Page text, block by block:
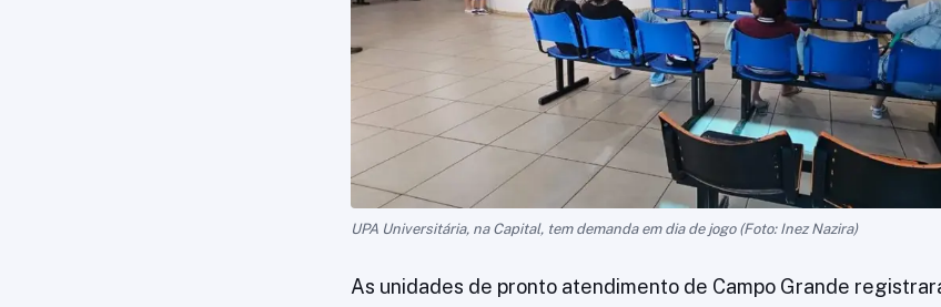
UPA Universitária, na Capital, tem demanda em dia de jogo (Foto: Inez Nazira)
As unidades de pronto atendimento de Campo Grande